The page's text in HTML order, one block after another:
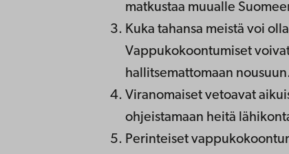
matkustaa muualle
Kuka tahansa meistä voi
Vappukokoontumiset
hallitsemattomaan
Viranomaiset vetoavat
ohjeistamaan heitä
Perinteiset